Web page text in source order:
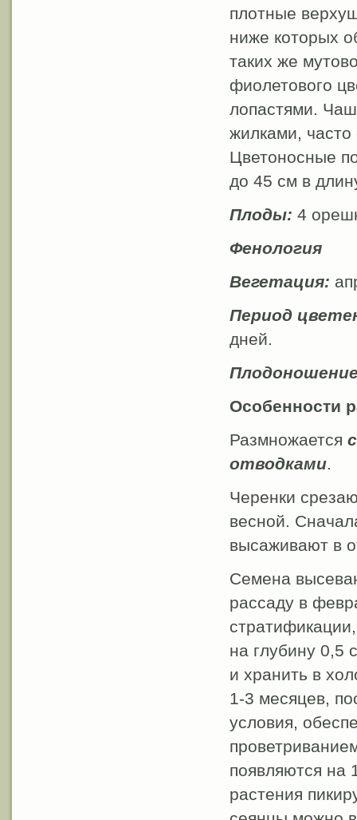
плотные
ниже которых
таких же
фиолетового
лопастями.
жилками, часто
Цветоносные
до 45 см в
Плоды: 4
Фенология
Вегетация:
Период
дней.
Особенности
Размножается
отводками.
Черенки
весной.
высаживают в
Семена
рассаду в
на глубину 0,5
и хранить в
1-3 месяцев,
условия,
появляются на
растения